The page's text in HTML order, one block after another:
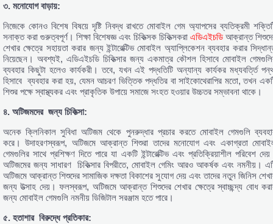
৩. মনোযোগ বাড়ায়:
নিজেকে কোনও বিশেষ বিষয়ে দৃষ্টি নিবদ্ধ রাখতে মোবাইল গেম অ্যাপসের ব্যতিক্রমী
সনাক্ত করা গুরুত্বপূর্ণ। শিক্ষা বিশেষজ্ঞ এবং চিকিত্সক চিকিত্সকরা এডিএইচডি আক্রান্ত
শেখার ক্ষেত্রে সহায়তা করার জন্য ইন্টারেক্টিভ মোবাইল অ্যাপ্লিকেশন ব্যবহার করার
নিয়েছেন। অবশ্যই, এডিএইচডি চিকিত্সার জন্য একমাত্র কৌশল হিসাবে মোবাইল
ব্যবহার কিছুটা হলেও কার্যকরী। তবে, যখন এই পদ্ধতিটি অন্যান্য কার্যকর মধ্যবর্ত্তি
হিসাবে ব্যবহার করা হয়, যেমন আচরণ ভিত্তিক পদ্ধতির বা সাইকোথেরাপির মতো, তখন
শিশুর পক্ষে স্বাস্থ্যকর এবং প্রাকৃতিক উপায়ে সমাজে সংহত হওয়ার উচ্চতর সম্ভাবনা থাকে।
৪. অটিজমদের জন্য চিকিত্সা:
অনেক ক্লিনিকাল সুবিধা অটিজম থেকে পুনরুদ্ধার প্রচার করতে মোবাইল গেমগুলি
করে। উদাহরণস্বরূপ, অটিজমে আক্রান্ত শিশুরা তাদের মনোযোগ এবং একাগ্রতা
গেমগুলির সাথে প্রশিক্ষণ দিতে পারে যা একটি ইন্টারেক্টিভ এবং প্রতিক্রিয়াশীল পরিবেশ
অটিজমের জন্য সাধারণ চিকিত্সার বিপরীতে, মোবাইল গেমিং আরও আকর্ষক এবং নমনীয়।
অটিজমে আক্রান্ত শিশুদের সামাজিক দক্ষতা বিকাশের সুযোগ দেয় এবং তাদের নতুন জিনিস
জন্য উত্সাহ দেয়। ফলস্বরূপ, অটিজমে আক্রান্ত শিশুদের শেখার ক্ষেত্রে স্বাচ্ছন্দ্য বোধ
জন্য মোবাইল গেমগুলি নমনীয় ডিজিটাল সরঞ্জাম হতে পারে।
৫. হতাশার বিরুদ্ধেপ্রতিকার: